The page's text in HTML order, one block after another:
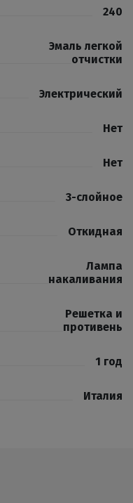
240
Эмаль легкой
отчистки
Электрический
Нет
Нет
3-слойное
Откидная
Лампа
накаливания
Решетка и
противень
1 год
Италия